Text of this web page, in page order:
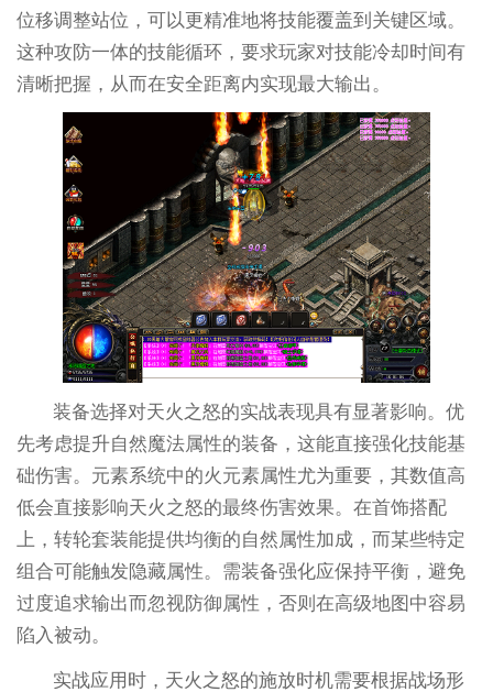
位移调整站位，可以更精准地将技能覆盖到关键区域。
这种攻防一体的技能循环，要求玩家对技能冷却时间有
清晰把握，从而在安全距离内实现最大输出。
装备选择对天火之怒的实战表现具有显著影响。优
先考虑提升自然魔法属性的装备，这能直接强化技能基
础伤害。元素系统中的火元素属性尤为重要，其数值高
低会直接影响天火之怒的最终伤害效果。在首饰搭配
上，转轮套装能提供均衡的自然属性加成，而某些特定
组合可能触发隐藏属性。需装备强化应保持平衡，避免
过度追求输出而忽视防御属性，否则在高级地图中容易
陷入被动。
实战应用时，天火之怒的施放时机需要根据战场形